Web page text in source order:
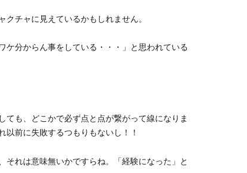
チャに見えているかもしれません。
ケ分からん事をしている・・・」と思われている
も、どこかで必ず点と点が繋がって線になりま
前に失敗するつもりもないし！！
それは意味無いかですらね。「経験になった」と